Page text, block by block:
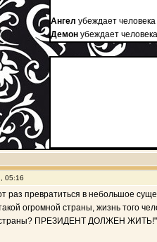
Ангелубеждает
Демонубеждает
05:16
раз превратиться в небольшое
огромной страны, жизнь того
ПРЕЗИДЕНТ ДОЛЖЕН ЖИТЬ!"